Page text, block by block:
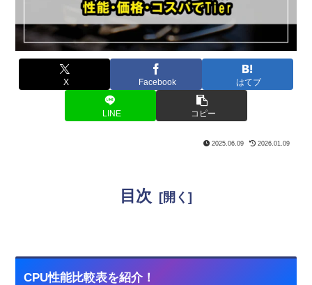
X Facebook はてブ
LINE コピー
2025.06.09 2026.01.09
目次
CPU性能比較表を紹介！